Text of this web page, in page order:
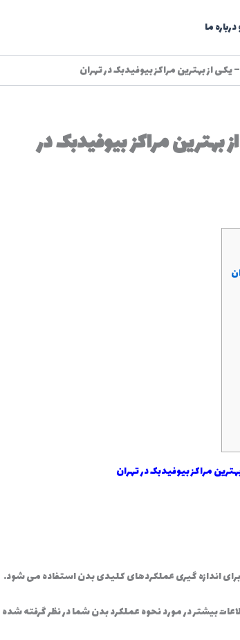
ما
از بهترین مراکز بیوفیدبک در تهران
مراکز بیوفیدبک در
مراکز بیوفیدبک در تهران
اندازه گیری عملکردهای کلیدی بدن استفاده می شود.
بیشتر در مورد نحوه عملکرد بدن شما در نظر گرفته شده